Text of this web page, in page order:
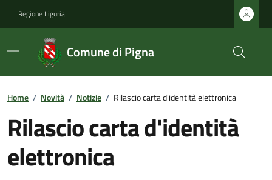
Regione Liguria
Comune di Pigna
Home / Novità / Notizie / Rilascio carta d'identità elettronica
Rilascio carta d'identità
elettronica